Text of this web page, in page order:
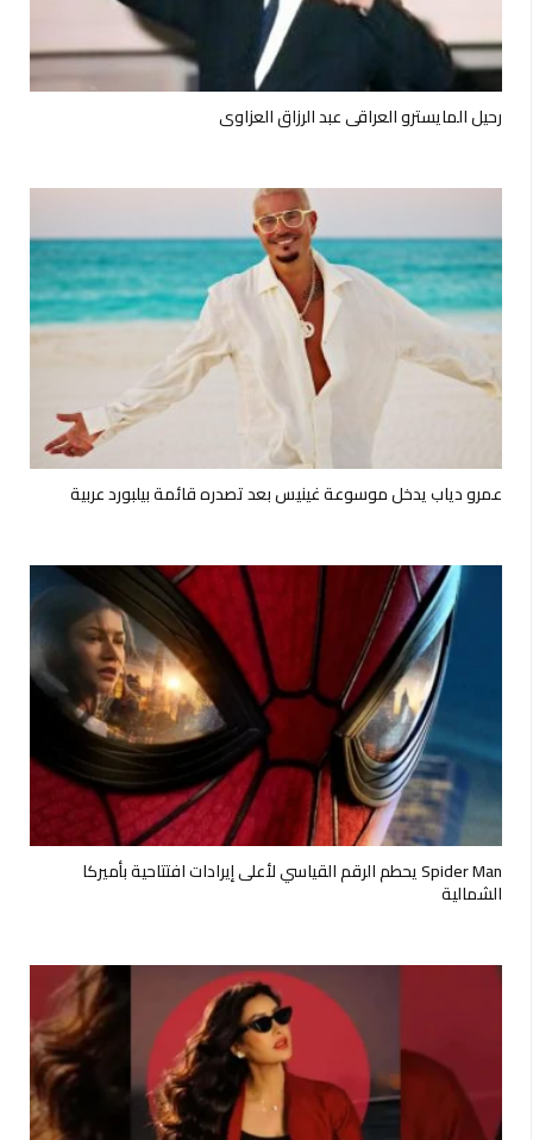
رحيل المايسترو العراقي عبد الرزاق العزاوي
عمرو دياب يدخل موسوعة غينيس بعد تصدره قائمة بيلبورد عربية
Spider Man يحطم الرقم القياسي لأعلى إيرادات افتتاحية بأميركا
الشمالية